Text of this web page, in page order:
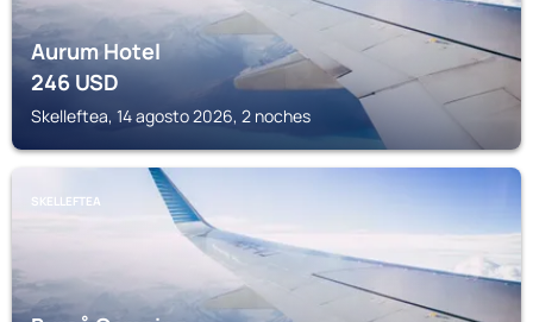
Aurum Hotel
246USD
Skelleftea, 14 agosto 2026, 2 noches
SKELLEFTEA